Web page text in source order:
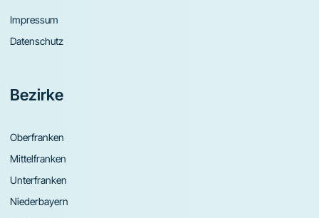
Impressum
Datenschutz
Bezirke
Oberfranken
Mittelfranken
Unterfranken
Niederbayern